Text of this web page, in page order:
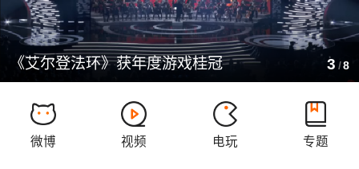
《艾尔登法环》获年度游戏桂冠 3 /8